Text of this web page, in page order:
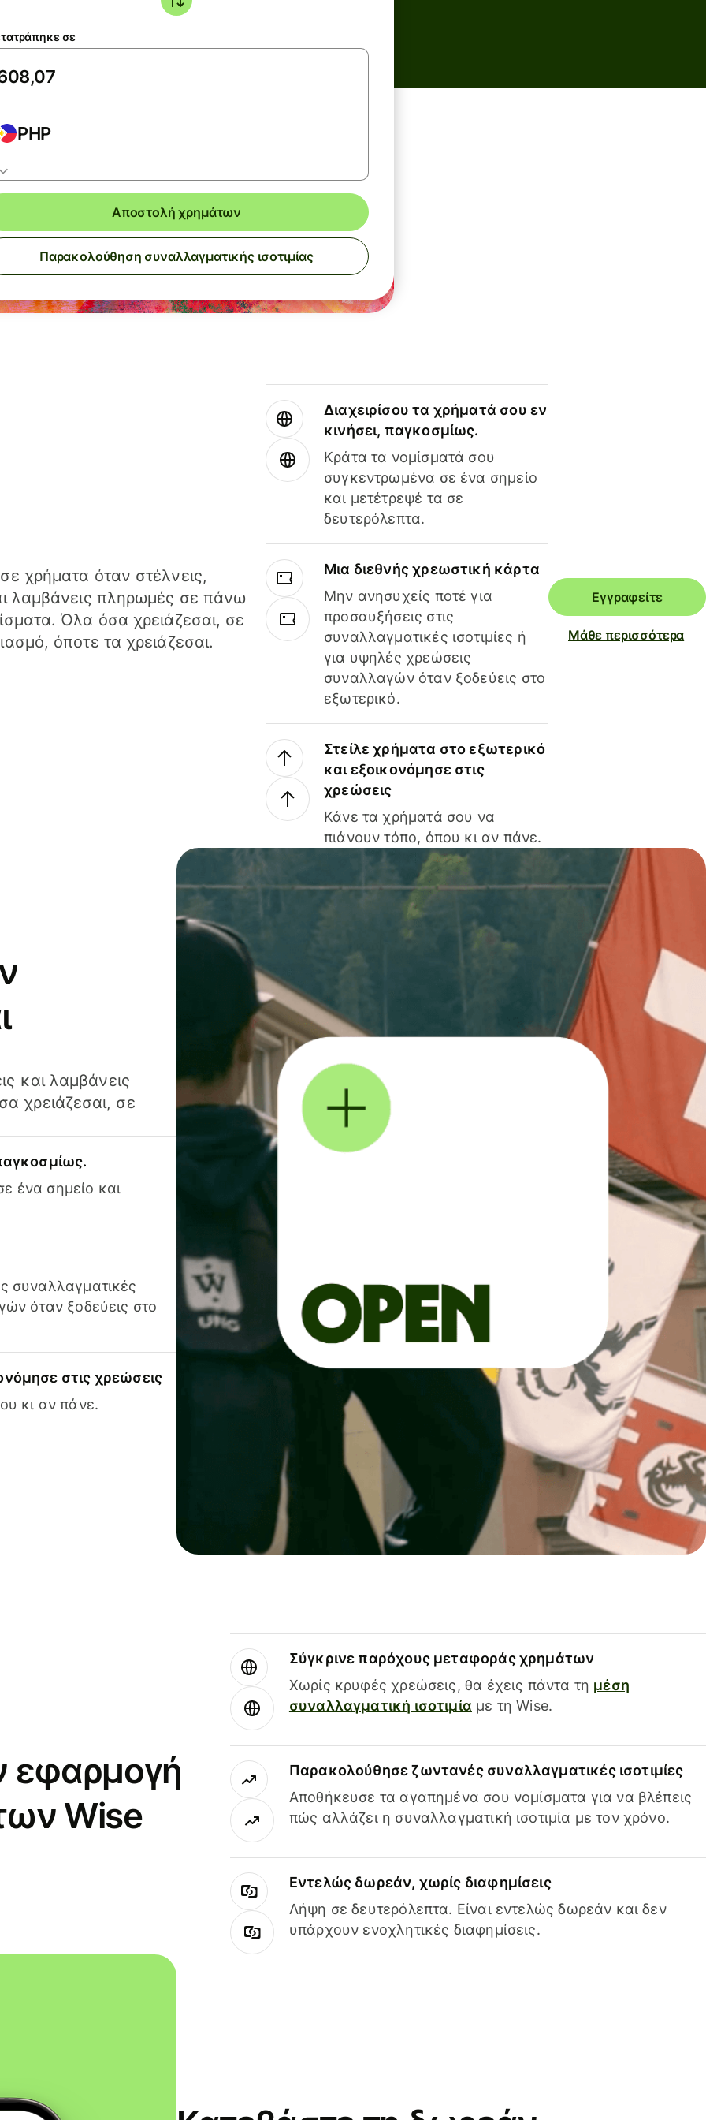
σε
PHP
Αποστολή χρημάτων
Παρακολούθηση συναλλαγματικής ισοτιμίας
χρήματα όταν στέλνεις,
λαμβάνεις πληρωμές σε πάνω
Όλα όσα χρειάζεσαι, σε
όποτε τα χρειάζεσαι.
Διαχειρίσου τα χρήματά σου εν
κινήσει, παγκοσμίως.
Κράτα τα νομίσματά σου
συγκεντρωμένα σε ένα σημείο
και μετέτρεψέ τα σε
δευτερόλεπτα.
Μια διεθνής χρεωστική κάρτα
Μην ανησυχείς ποτέ για
προσαυξήσεις στις
συναλλαγματικές ισοτιμίες ή
για υψηλές χρεώσεις
συναλλαγών όταν ξοδεύεις στο
εξωτερικό.
Στείλε χρήματα στο εξωτερικό
και εξοικονόμησε στις
χρεώσεις
Κάνε τα χρήματά σου να
πιάνουν τόπο, όπου κι αν πάνε.
Εγγραφείτε
Μάθε περισσότερα
και λαμβάνεις
χρειάζεσαι, σε
ένα σημείο και
συναλλαγματικές
όταν ξοδεύεις στο
στις χρεώσεις
κι αν πάνε.
εφαρμογή
Wise
Σύγκρινε παρόχους μεταφοράς χρημάτων
Χωρίς κρυφές χρεώσεις, θα έχεις πάντα τη μέση
συναλλαγματική ισοτιμία με τη Wise.
Παρακολούθησε ζωντανές συναλλαγματικές ισοτιμίες
Αποθήκευσε τα αγαπημένα σου νομίσματα για να βλέπεις
πώς αλλάζει η συναλλαγματική ισοτιμία με τον χρόνο.
Εντελώς δωρεάν, χωρίς διαφημίσεις
Λήψη σε δευτερόλεπτα. Είναι εντελώς δωρεάν και δεν
υπάρχουν ενοχλητικές διαφημίσεις.